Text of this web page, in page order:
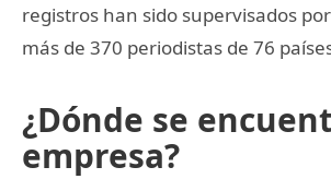
registros han sido supervisados
más de 370 periodistas de 76
¿Dónde se
empresa?